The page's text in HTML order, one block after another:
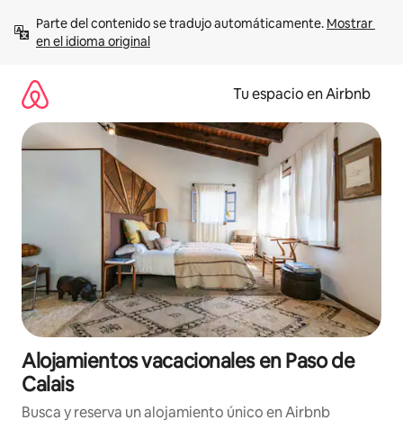
contenido
Parte del contenido se tradujo automáticamente. Mostrar
en el idioma original
Tu espacio en Airbnb
Alojamientos vacacionales en Paso de
Calais
Busca y reserva un alojamiento único en Airbnb